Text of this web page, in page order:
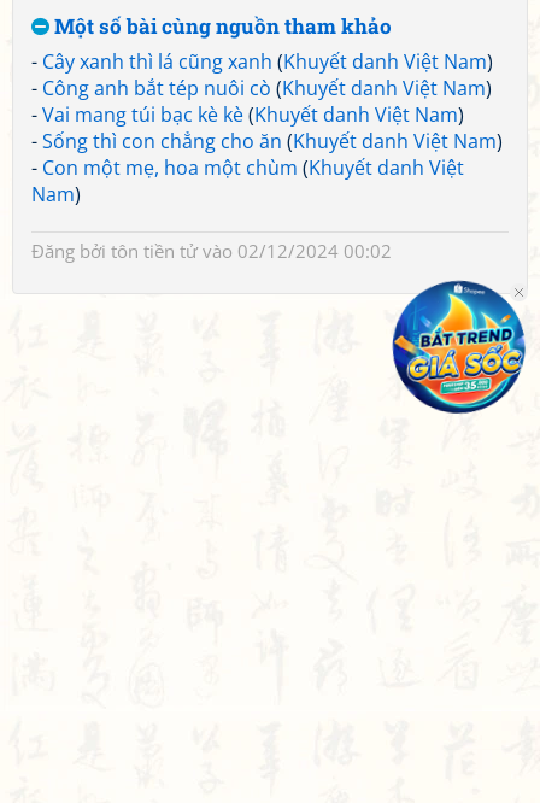
Một số bài cùng nguồn tham khảo
- Cây xanh thì lá cũng xanh (Khuyết danh Việt Nam)
- Công anh bắt tép nuôi cò (Khuyết danh Việt Nam)
-Vai mang túi bạc kè kè(Khuyết danh Việt Nam)
-Sống thì con chẳng cho ăn (Khuyết danh Việt Nam)
- Con một mẹ, hoa một chùm (Khuyết danh Việt
Nam)
Đăng bởi tôn tiền tửvào 02/12/2024 00:02